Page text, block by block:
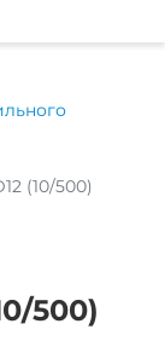
(10/500)
500)